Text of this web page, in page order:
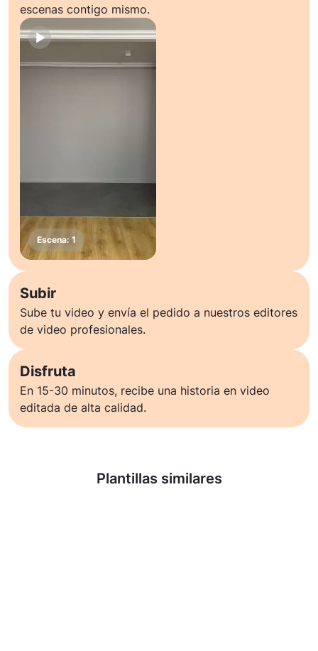
escenas contigo mismo.
Subir
Sube tu video y envía el pedido a nuestros editores
de video profesionales.
Disfruta
En 15-30 minutos, recibe una historia en video
editada de alta calidad.
Plantillas similares
Saber más